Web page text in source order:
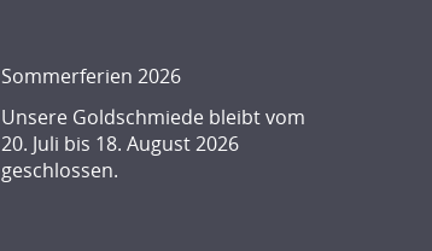
Sommerferien 2026
Unsere Goldschmiede bleibt vom
20. Juli bis 18. August 2026
geschlossen.